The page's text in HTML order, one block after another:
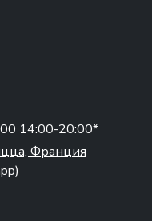
14:00-20:00*
Франция